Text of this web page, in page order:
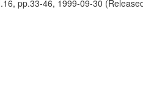
pp.33-46, 1999-09-30